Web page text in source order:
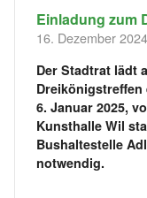
Einladung zum
16. Dezember 2024
Der Stadtrat lädt
Dreikönigstreffen
6. Januar 2025,
Kunsthalle Wil
Bushaltestelle
notwendig.